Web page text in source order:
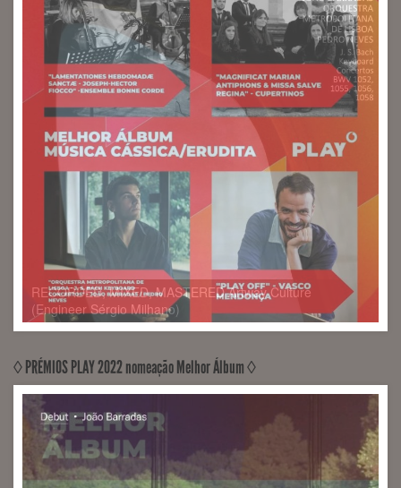
◊ PRÉMIOS PLAY 2022 nomeação Melhor Álbum ◊